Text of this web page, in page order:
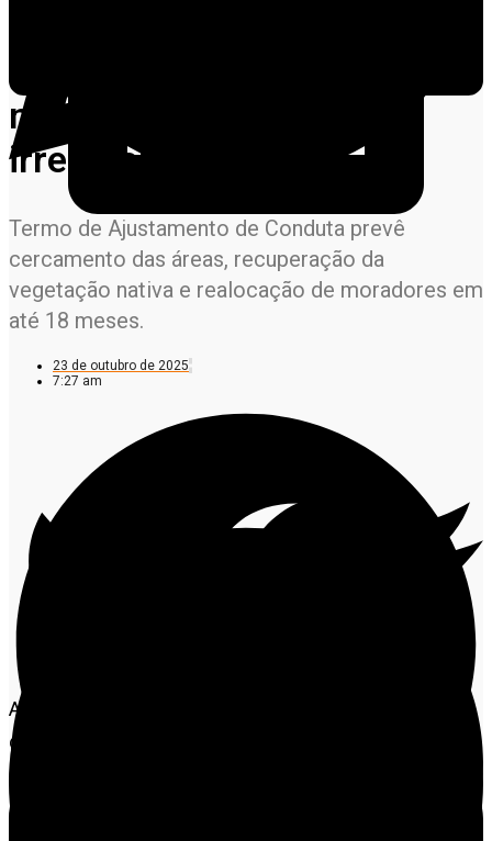
acordo para recuperar
nascentes ocupadas
irregularmente
Termo de Ajustamento de Conduta prevê
cercamento das áreas, recuperação da
vegetação nativa e realocação de moradores em
até 18 meses.
23 de outubro de 2025
7:27 am
A Promotoria de Justiça de Matupá firmou um Termo
de Ajustamento de Conduta (TAC) com o Município,
com o objetivo de promover a regularização de áreas
de nascentes que apresentam ocupações irregulares,